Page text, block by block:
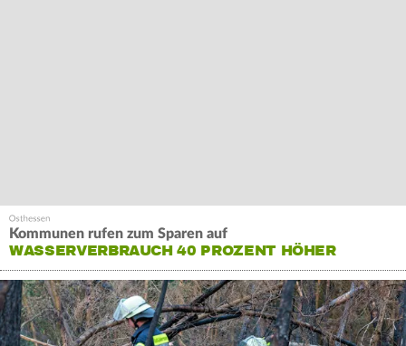
Kommunen rufen zum Sparen auf
WASSERVERBRAUCH 40 PROZENT HÖHER